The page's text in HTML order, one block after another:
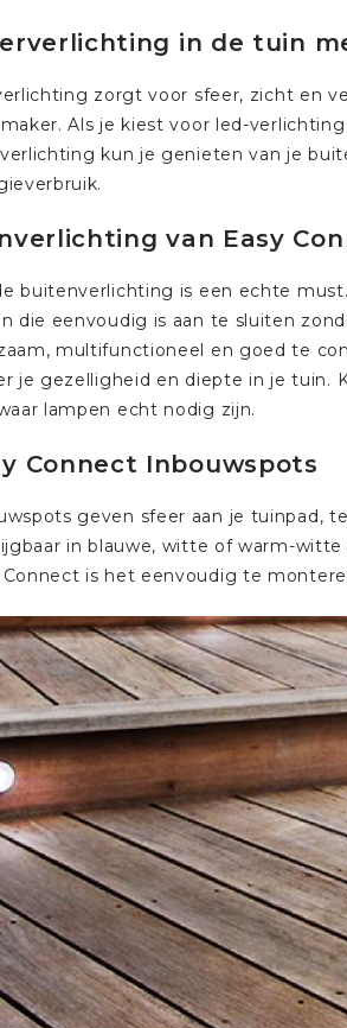
in de tuin
zorgt voor sfeer, zicht en
Als je kiest voor led-
kun je genieten van je
van Easy
buitenverlichting is een echte
die eenvoudig is aan te sluiten
multifunctioneel en goed te
je gezelligheid en diepte in je tuin.
lampen echt nodig zijn.
Connect Inbouwspots
geven sfeer aan je tuinpad,
in blauwe, witte of warm-
Connect is het eenvoudig te